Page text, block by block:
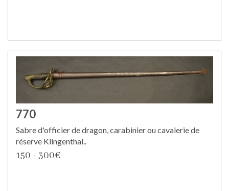
770
Sabre d'officier de dragon, carabinier ou cavalerie de
réserve Klingenthal..
150 - 300€